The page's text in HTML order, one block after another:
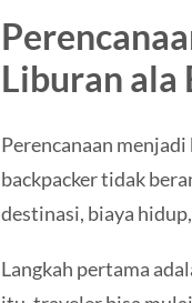
Liburan ala
Perencanaan
backpacker tidak
destinasi, biaya
Langkah pertama